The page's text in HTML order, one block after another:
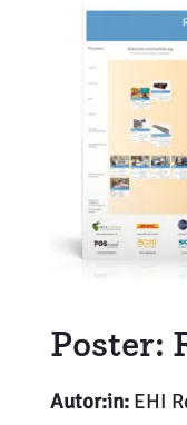
Poster:
Autor:in:EHI
Marktmacher
KI + Robotics
Klima + Energie
Ladenplanung +
Logistik +
Mitglieder